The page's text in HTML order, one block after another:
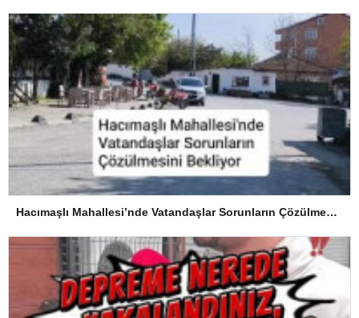
Hacımaşlı Mahallesi’nde Vatandaşlar Sorunların Çözülmesini Bekliyor